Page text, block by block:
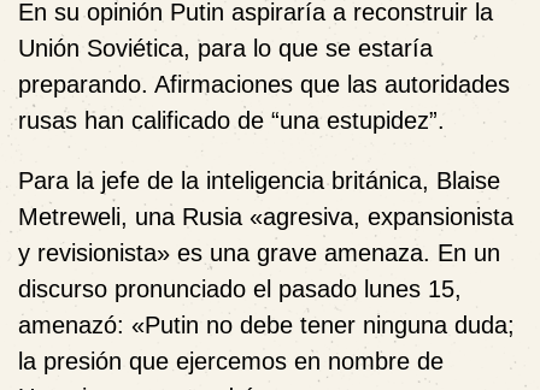
En su opinión Putin aspiraría a reconstruir la
Unión Soviética, para lo que se estaría
preparando. Afirmaciones que las autoridades
rusas han calificado de “una estupidez”.
Para la jefe de la inteligencia británica, Blaise
Metreweli, una Rusia «agresiva, expansionista
y revisionista» es una grave amenaza. En un
discurso pronunciado el pasado lunes 15,
amenazó: «Putin no debe tener ninguna duda;
la presión que ejercemos en nombre de